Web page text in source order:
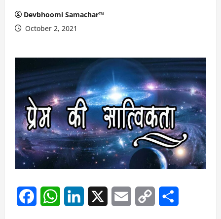
Devbhoomi Samachar™
October 2, 2021
FacebookWhatsAppLinkedIn Email
Copy